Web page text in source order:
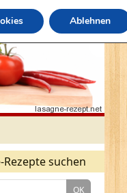
Rezepte suchen
Ablehnen